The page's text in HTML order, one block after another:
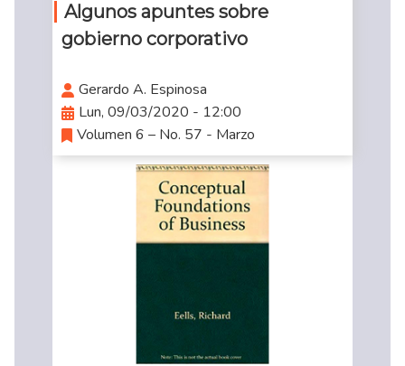
Algunos apuntes sobre
gobierno corporativo
Gerardo A. Espinosa
Lun, 09/03/2020 - 12:00
Volumen 6 – No. 57 - Marzo